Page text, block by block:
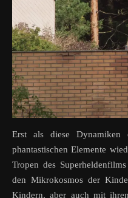
Erst als diese Dynamiken
phantastischen Elemente
Tropen des
den Mikrokosmos der
Kindern, aber auch mit